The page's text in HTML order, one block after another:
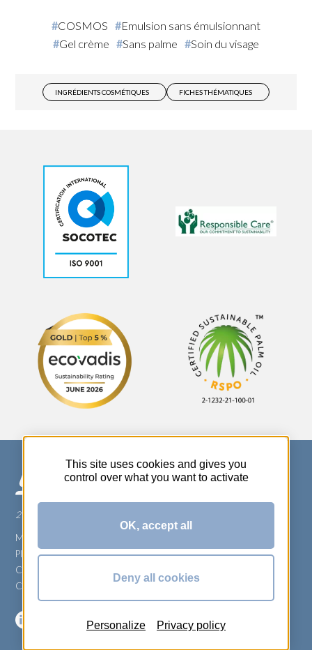
COSMOS
Emulsion sans émulsionnant
Gel crème
Sans palme Soin du visage
INGRÉDIENTS COSMÉTIQUES FICHES THÉMATIQUES
270 Rue Thérèse Planiol - 37310 TAUXIGNY
Mentions légales
Plan du site
Carrière
Conditions générales de vente
This site uses cookies and gives you
control over what you want to activate
OK, accept all
Deny all cookies
Personalize Privacy policy